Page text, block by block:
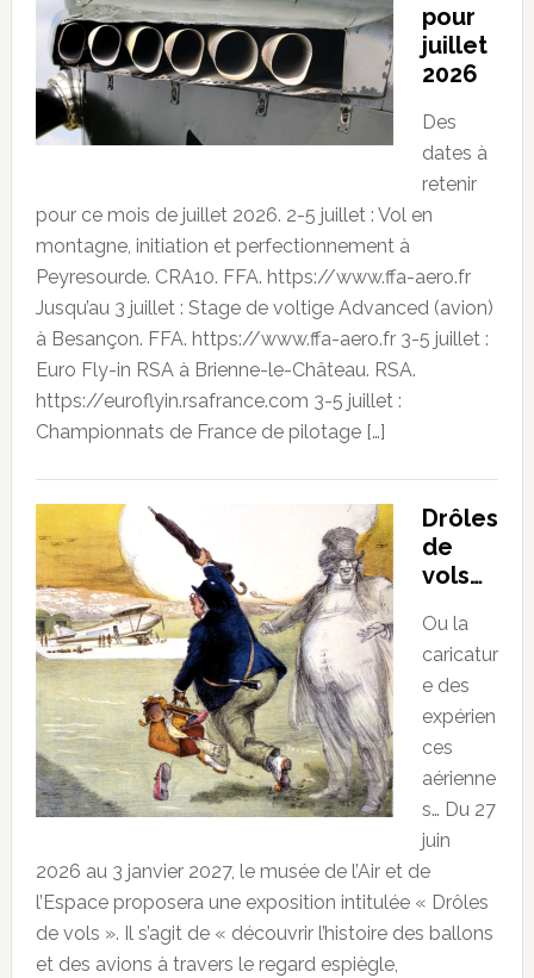
pour
juillet
2026
Des
dates à
retenir
pour ce mois de juillet 2026. 2-5 juillet : Vol en
montagne, initiation et perfectionnement à
Peyresourde. CRA10. FFA. https://www.ffa-aero.fr
Jusqu’au 3 juillet : Stage de voltige Advanced (avion)
à Besançon. FFA. https://www.ffa-aero.fr 3-5 juillet :
Euro Fly-in RSA à Brienne-le-Château. RSA.
https://euroflyin.rsafrance.com 3-5 juillet :
Championnats de France de pilotage […]
Drôles
de
vols…
Ou la
caricatur
e des
expérien
ces
aérienne
s… Du 27
juin
2026 au 3 janvier 2027, le musée de l’Air et de
l’Espace proposera une exposition intitulée « Drôles
de vols ». Il s’agit de « découvrir l’histoire des ballons
et des avions à travers le regard espiègle,